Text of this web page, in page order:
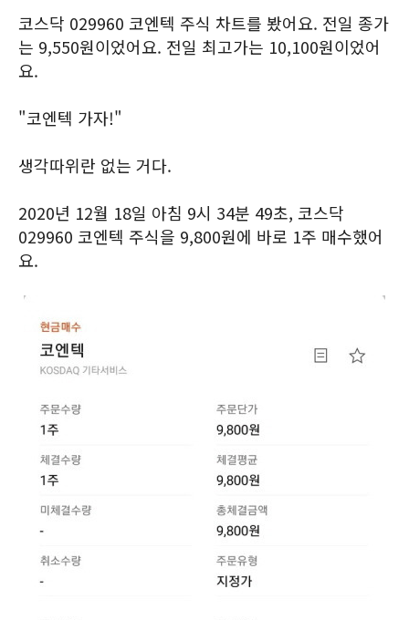
코스닥 029960 코엔텍 주식 차트를 봤어요. 전일 종가
는 9,550원이었어요. 전일 최고가는 10,100원이었어
요.
"코엔텍 가자!"
생각따위란 없는 거다.
2020년 12월 18일 아침 9시 34분 49초, 코스닥
029960 코엔텍 주식을 9,800원에 바로 1주 매수했어
요.